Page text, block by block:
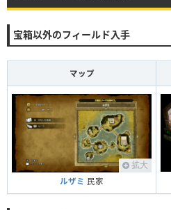
宝箱以外のフィールド入手
マップ
拡大
ルザミ 民家